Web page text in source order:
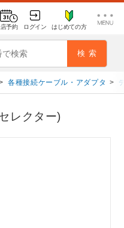
予約 ログイン はじめての方
各種接続ケーブル・アダプタ >
レクター)